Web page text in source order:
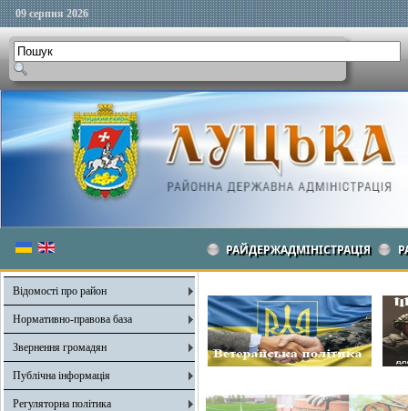
09 серпня 2026
РАЙДЕРЖАДМІНІСТРАЦІЯ
Відомості про район
Нормативно-правова база
Звернення громадян
Публічна інформація
Регуляторна політика